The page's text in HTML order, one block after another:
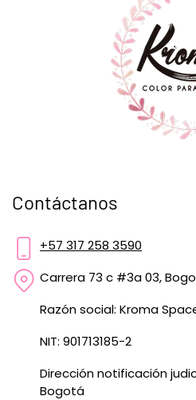
Contáctanos
+57 317 258 3590
Carrera 73 c #3a 03,
Razón social: Kroma
NIT: 901713185-2
Dirección notificación
Bogotá